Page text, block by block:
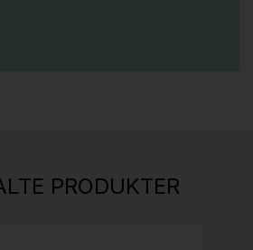
PRODUKTER
H05 5600 Swingback-armlene Mørk